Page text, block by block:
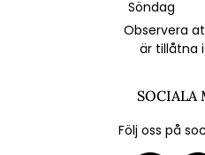
Söndag
Observera
är tillåtna
SOCIALA
Följ oss på